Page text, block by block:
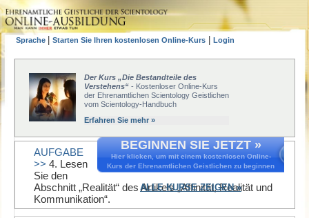
Sprache Starten Sie Ihren kostenlosen Online-Kurs Login
Der Kurs „Die Bestandteile des
Verstehens“ - Kostenloser Online-Kurs
der Ehrenamtlichen Scientology Geistlichen
vom Scientology-Handbuch
Erfahren Sie mehr »
BEGINNEN SIE JETZT »
Hier klicken, um mit einem kostenlosen Online-
Kurs der Ehrenamtlichen Geistlichen zu beginnen
ALLE KURSE ZEIGEN »
AUFGABE
>> 4. Lesen
Sie den
Abschnitt „Realität“ des Artikels „Affinität, Realität und
Kommunikation“.